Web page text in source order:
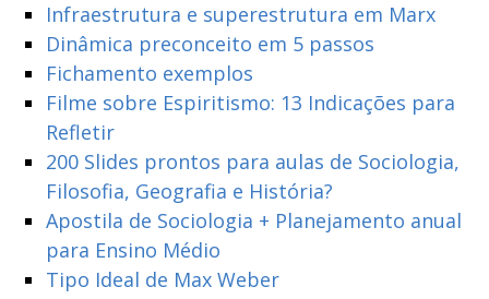
Infraestrutura e superestrutura em Marx
Dinâmica preconceito em 5 passos
Fichamento exemplos
Filme sobre Espiritismo: 13 Indicações para
Refletir
200 Slides prontos para aulas de Sociologia,
Filosofia, Geografia e História?
Apostila de Sociologia + Planejamento anual
para Ensino Médio
Tipo Ideal de Max Weber